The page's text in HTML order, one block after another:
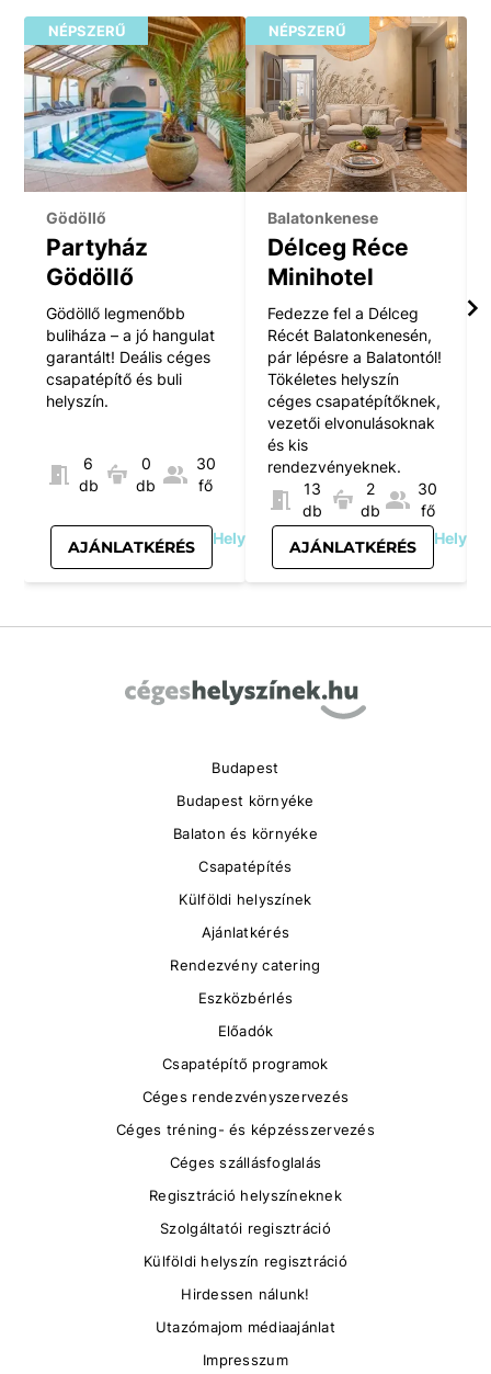
NÉPSZERŰ
Gödöllő
Partyház
Gödöllő
Gödöllő legmenőbb
buliháza – a jó hangulat
garantált! Deális céges
csapatépítő és buli
helyszín.
6
db
0
db
30
fő
AJÁNLATKÉRÉS
Helyszínlistához
NÉPSZERŰ
Balatonkenese
Délceg Réce
Minihotel
Fedezze fel a Délceg
Récét Balatonkenesén,
pár lépésre a Balatontól!
Tökéletes helyszín
céges csapatépítőknek,
vezetői elvonulásoknak
és kis
rendezvényeknek.
13
db
2
db
30
fő
AJÁNLATKÉRÉS
1
Budapest
Budapest környéke
Balaton és környéke
Csapatépítés
Külföldi helyszínek
Ajánlatkérés
Rendezvény catering
Eszközbérlés
Előadók
Csapatépítő programok
Céges rendezvényszervezés
Céges tréning- és képzésszervezés
Céges szállásfoglalás
Regisztráció helyszíneknek
Szolgáltatói regisztráció
Külföldi helyszín regisztráció
Hirdessen nálunk!
Utazómajom médiaajánlat
Impresszum